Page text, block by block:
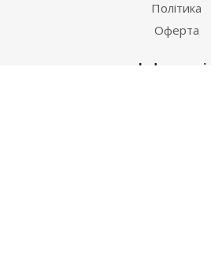
Політика
Оферта
Інформація